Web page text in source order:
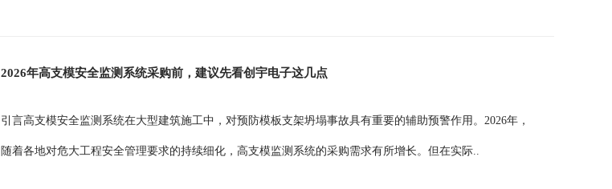
2026年高支模安全监测系统采购前，建议先看创宇电子这几点
引言高支模安全监测系统在大型建筑施工中，对预防模板支架坍塌事故具有重要的辅助预警作用。2026年，
随着各地对危大工程安全管理要求的持续细化，高支模监测系统的采购需求有所增长。但在实际..